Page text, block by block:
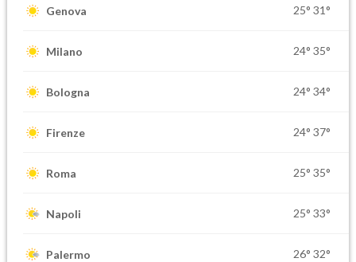
Genova 25° 31°
Milano 24° 35°
Bologna 24° 34°
Firenze 24° 37°
Roma 25° 35°
Napoli 25° 33°
Palermo 26° 32°